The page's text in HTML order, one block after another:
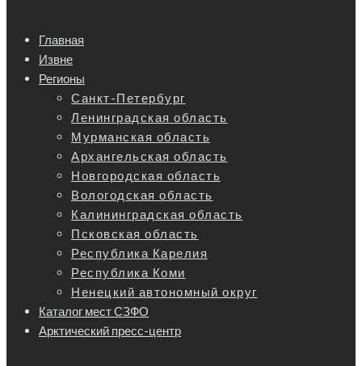
Главная
Извне
Регионы
Санкт-Петербург
Ленинградская область
Мурманская область
Архангельская область
Новгородская область
Вологодская область
Калининградская область
Псковская область
Республика Карелия
Республика Коми
Ненецкий автономный округ
Каталог мест СЗФО
Арктический пресс-центр